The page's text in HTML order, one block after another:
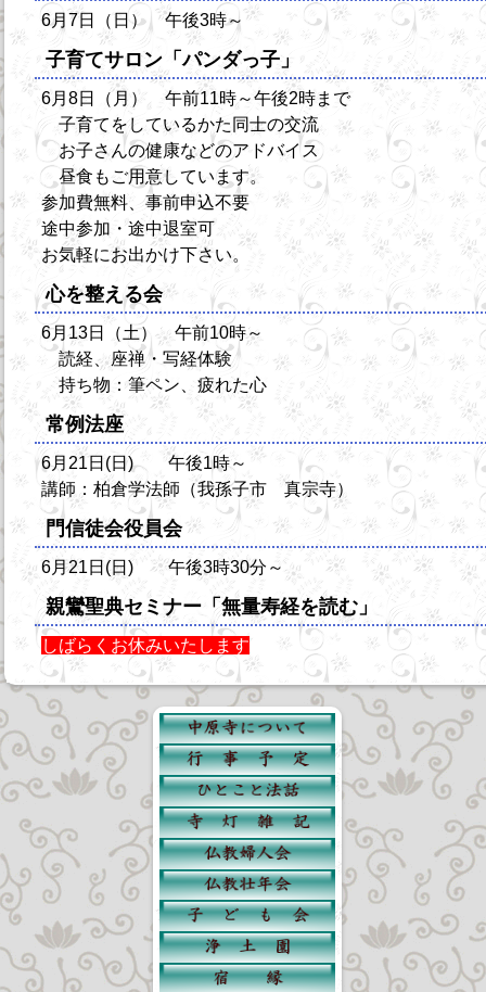
6月7日（日） 午後3時～
子育てサロン「パンダっ子」
6月8日（月） 午前11時～午後2時まで
子育てをしているかた同士の交流
お子さんの健康などのアドバイス
昼食もご用意しています。
参加費無料、事前申込不要
途中参加・途中退室可
お気軽にお出かけ下さい。
心を整える会
6月13日（土） 午前10時～
読経、座禅・写経体験
持ち物：筆ペン、疲れた心
常例法座
6月21日(日) 午後1時～
講師：柏倉学法師（我孫子市 真宗寺）
門信徒会役員会
6月21日(日) 午後3時30分～
親鸞聖典セミナー「無量寿経を読む」
しばらくお休みいたします